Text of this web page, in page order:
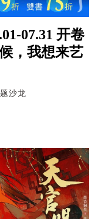
07.31 开卷
，我想来艺
沙龙